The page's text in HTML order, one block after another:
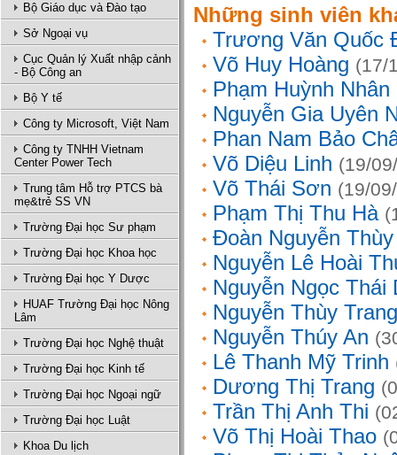
Bộ Giáo dục và Đào tạo
Sở Ngoại vụ
Cục Quản lý Xuất nhập cảnh
- Bộ Công an
Bộ Y tế
Công ty Microsoft, Việt Nam
Công ty TNHH Vietnam
Center Power Tech
Trung tâm Hỗ trợ PTCS bà
mẹ&trẻ SS VN
Trường Đại học Sư phạm
Trường Đại học Khoa học
Trường Đại học Y Dược
HUAF Trường Đại học Nông
Lâm
Trường Đại học Nghệ thuật
Trường Đại học Kinh tế
Trường Đại học Ngoại ngữ
Trường Đại học Luật
Khoa Du lịch
Những sinh viên
Trương Văn Quốc
Võ Huy Hoàng (17/
Phạm Huỳnh Nhân
Nguyễn Gia Uyên
Phan Nam Bảo
Võ Diệu Linh (19/
Võ Thái Sơn (19/
Phạm Thị Thu Hà
Đoàn Nguyễn
Nguyễn Lê Hoài
Nguyễn Ngọc Thái
Nguyễn Thùy Trang
Nguyễn Thúy An
Lê Thanh Mỹ Trinh
Dương Thị Trang
Trần Thị Anh Thi
Võ Thị Hoài Thao